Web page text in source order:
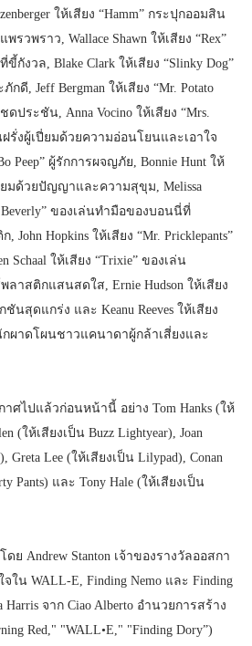
ให้เสียง “Hamm” กระปุกออมสิน
วพราว, Wallace Shawn ให้เสียง “Rex”
กังวล, Blake Clark ให้เสียง “Slinky Dog”
ดี, Jeff Bergman ให้เสียง “Mr. Potato
ประชัน, Anna Vocino ให้เสียง “Mrs.
รั่งผู้เปี่ยมด้วยความอ่อนโยนและเอาใจ
Peep” ผู้รักการผจญภัย, Bonnie Hunt ให้
ยมด้วยปัญญาและความสุขุม, Melissa
Beverly” ของเล่นทำมือของบอนนี่ที่
Hopkins ให้เสียง “Mr. Pricklepants”
Schaal ให้เสียง “Trixie” ของเล่น
ลาสติกแสนสดใส, Ernie Hudson ให้เสียง
ชันสุดแกร่ง และ Keanu Reeves ให้เสียง
กผาดโผนชาวแคนาดาผู้กล้าเสี่ยงและ
ศไปแล้วก่อนหน้านี้ อย่าง Tom Hanks (ให้
(ให้เสียงเป็น Buzz Lightyear), Joan
Greta Lee (ให้เสียงเป็น Lilypad), Conan
Pants) และ Tony Hale (ให้เสียงเป็น
ย Andrew Stanton เจ้าของรางวัลออสกา
ใน WALL-E, Finding Nemo และ Finding
จาก Ciao Alberto อำนวยการสร้าง
Red," "WALL•E," "Finding Dory”)